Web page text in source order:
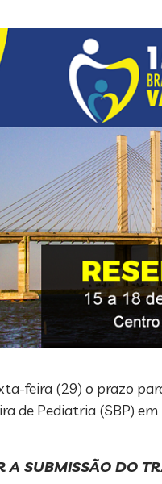
feira (29) o prazo
de Pediatria (SBP)
A SUBMISSÃO DO